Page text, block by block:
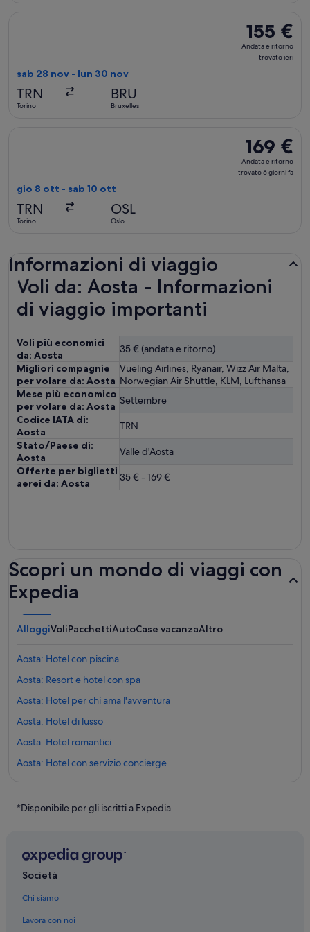
155 €
Andata
155 €
Andata e ritorno
trovato ieri
sab 28 nov - lun 30 nov
TRN
Torino
BRU
Bruxelles
169 €
Andata
e
169 €
Andata e ritorno
trovato 6 giorni fa
gio 8 ott - sab 10 ott
TRN
Torino
OSL
Oslo
Informazioni di viaggio
Voli da: Aosta - Informazioni
di viaggio importanti
Voli più economici
da: Aosta
35 € (andata e ritorno)
Migliori compagnie
per volare da: Aosta
Vueling Airlines, Ryanair, Wizz Air Malta,
Norwegian Air Shuttle, KLM, Lufthansa
Mese più economico
per volare da: Aosta Settembre
Codice IATA di:
Aosta
TRN
Stato/Paese di:
Aosta
Valle d'Aosta
Offerte per biglietti
aerei da: Aosta
35 € - 169 €
Scopri un mondo di viaggi con
Expedia
AlloggiVoliPacchettiAutoCase vacanzaAltro
Aosta: Hotel con piscina
Aosta: Resort e hotel con spa
Aosta: Hotel per chi ama l'avventura
Aosta: Hotel di lusso
Aosta: Hotel romantici
Aosta: Hotel con servizio concierge
Aosta: Hotel con palestra
Aosta: Hotel con animali ammessi
Aosta: Hotel per golfisti
*Disponibile per gli iscritti a Expedia.
Società
Chi siamo
Lavora con noi